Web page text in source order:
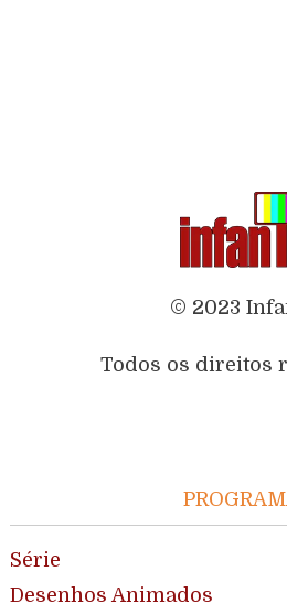
© 2023
Todos os direitos
Série
Desenhos Animados